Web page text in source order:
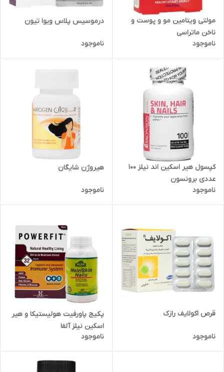
مولتی ویتامین مو و پوست و
ناخن ماتراسی
ناموجود
درموسیس پلاس ویوا تیون
ناموجود
کپسول هیر اسکین اند نیلز 100
عددی برونسون
ناموجود
هیروژن شایگان
ناموجود
قرص اکولایف رازک
ناموجود
پکیج پاورفیت هولیستیکا و هیر
اسکین نیلز آلفا
ناموجود